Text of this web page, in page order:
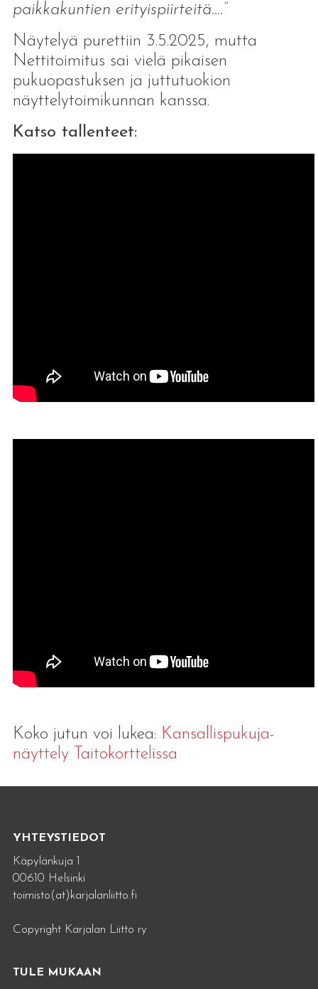
paikkakuntien erityispiirteitä….”
Näytelyä purettiin 3.5.2025, mutta
Nettitoimitus sai vielä pikaisen
pukuopastuksen ja juttutuokion
näyttelytoimikunnan kanssa.
Katso tallenteet:
Koko jutun voi lukea: Kansallispukuja-
näyttely Taitokorttelissa
YHTEYSTIEDOT
Käpylänkuja 1
00610 Helsinki
toimisto(at)karjalanliitto.fi
Copyright Karjalan Liitto ry
TULE MUKAAN